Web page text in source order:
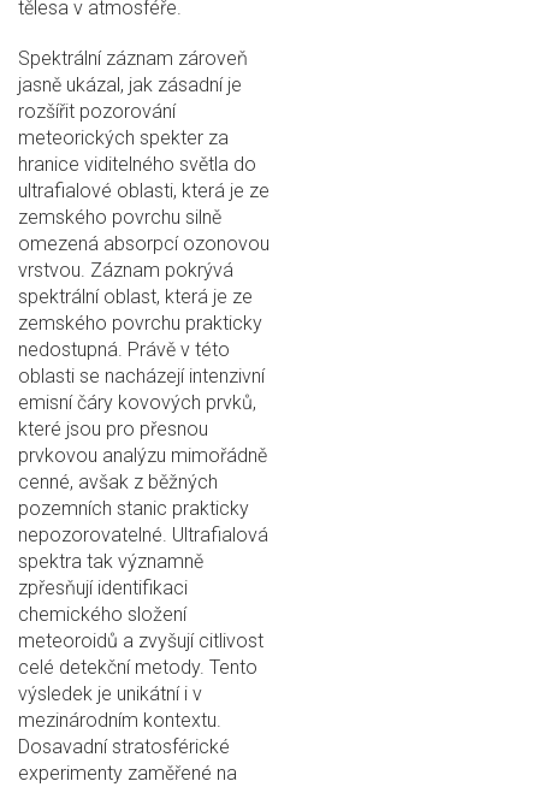
tělesa v atmosféře.
Spektrální záznam zároveň
jasně ukázal, jak zásadní je
rozšířit pozorování
meteorických spekter za
hranice viditelného světla do
ultrafialové oblasti, která je ze
zemského povrchu silně
omezená absorpcí ozonovou
vrstvou. Záznam pokrývá
spektrální oblast, která je ze
zemského povrchu prakticky
nedostupná. Právě v této
oblasti se nacházejí intenzivní
emisní čáry kovových prvků,
které jsou pro přesnou
prvkovou analýzu mimořádně
cenné, avšak z běžných
pozemních stanic prakticky
nepozorovatelné. Ultrafialová
spektra tak významně
zpřesňují identifikaci
chemického složení
meteoroidů a zvyšují citlivost
celé detekční metody. Tento
výsledek je unikátní i v
mezinárodním kontextu.
Dosavadní stratosférické
experimenty zaměřené na